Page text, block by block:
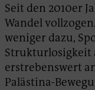
Seit den 2010er
Wandel
weniger dazu,
Strukturlosigkeit
erstrebenswert
Palästina-